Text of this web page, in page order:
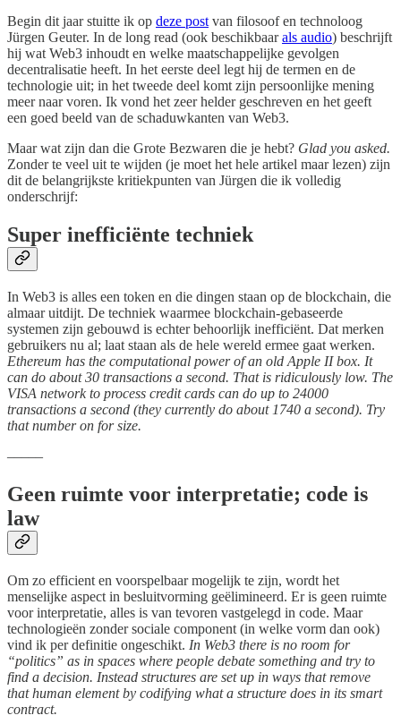
Begin dit jaar stuitte ik op deze post van filosoof en technoloog
Jürgen Geuter. In de long read (ook beschikbaarals audio) beschrijft
hij wat Web3 inhoudt en welke maatschappelijke gevolgen
decentralisatie heeft. In het eerste deel legt hij de termen en de
technologie uit; in het tweede deel komt zijn persoonlijke mening
meer naar voren. Ik vond het zeer helder geschreven en het geeft
een goed beeld van de schaduwkanten van Web3.
Maar wat zijn dan die Grote Bezwaren die je hebt? Glad you asked.
Zonder te veel uit te wijden (je moet het hele artikel maar lezen) zijn
dit de belangrijkste kritiekpunten van Jürgen die ik volledig
onderschrijf:
Super inefficiënte techniek
In Web3 is alles een token en die dingen staan op de blockchain, die
almaar uitdijt. De techniek waarmee blockchain-gebaseerde
systemen zijn gebouwd is echter behoorlijk inefficiënt. Dat merken
gebruikers nu al; laat staan als de hele wereld ermee gaat werken.
Ethereum has the computational power of an old Apple II box. It
can do about 30 transactions a second. That is ridiculously low. The
VISA network to process credit cards can do up to 24000
transactions a second (they currently do about 1740 a second). Try
that number on for size.
–––––
Geen ruimte voor interpretatie; code is
law
Om zo efficient en voorspelbaar mogelijk te zijn, wordt het
menselijke aspect in besluitvorming geëlimineerd. Er is geen ruimte
voor interpretatie, alles is van tevoren vastgelegd in code. Maar
technologieën zonder sociale component (in welke vorm dan ook)
vind ik per definitie ongeschikt. In Web3 there is no room for
“politics” as in spaces where people debate something and try to
find a decision. Instead structures are set up in ways that remove
that human element by codifying what a structure does in its smart
contract.